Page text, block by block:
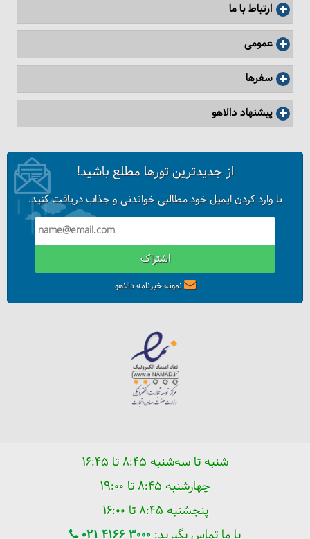
چرا به قونیه سفر کنیم؟
ارتباط با ما
عمومی
سفرها
پیشنهاد دالاهو
از جدیدترین تورها مطلع باشید!
با وارد کردن ایمیل خود مطالبی خواندنی و جذاب دریافت کنید.
اشتراک
نمونه خبرنامه دالاهو
شنبه تا سه‌شنبه ۸:۴۵ تا ۱۶:۴۵
چهارشنبه ۸:۴۵ تا ۱۹:۰۰
پنجشنبه ۸:۴۵ تا ۱۶:۰۰